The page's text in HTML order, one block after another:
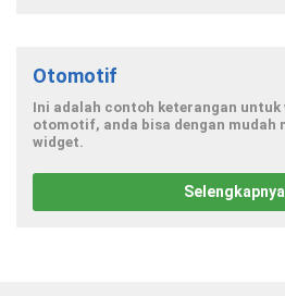
Otomotif
Ini adalah contoh keterangan
otomotif, anda bisa dengan mudah
widget.
Selengkapnya